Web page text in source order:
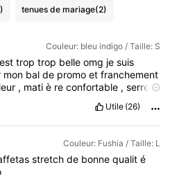
tenues de mariage(2)
Couleur: bleu indigo / Taille: S
est trop trop belle omg je suis
mon balde promoetfranchement
, matiè reconfortable ,serre
bretelles).
Utile (26)
Couleur: Fushia / Taille: L
stretch de bonne qualit é